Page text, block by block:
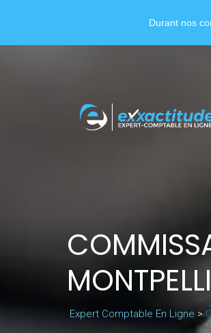
Expert Comptable En Ligne >
Durant nos